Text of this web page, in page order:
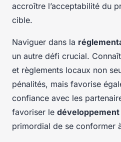
accroître l’acceptabilité du
cible.
Naviguer dans la
un autre défi crucial.
et règlements locaux non
pénalités, mais favorise
confiance avec les
favoriser le
primordial de se conformer